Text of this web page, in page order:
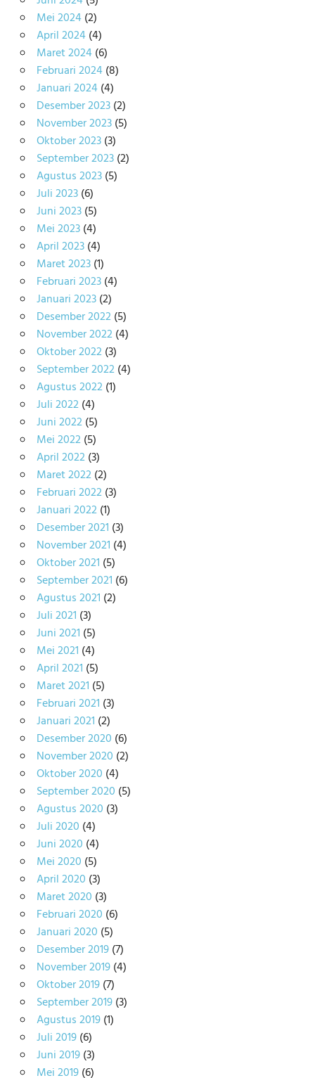
Mei 2024(2)
April 2024(4)
Maret 2024(6)
Februari 2024(8)
Januari 2024(4)
Desember 2023(2)
November 2023(5)
Oktober 2023(3)
September 2023(2)
Agustus 2023(5)
Juli 2023(6)
Juni 2023(5)
Mei 2023(4)
April 2023(4)
Maret 2023(1)
Februari 2023(4)
Januari 2023(2)
Desember 2022(5)
November 2022(4)
Oktober 2022(3)
September 2022(4)
Agustus 2022(1)
Juli 2022(4)
Juni 2022(5)
Mei 2022(5)
April 2022(3)
Maret 2022(2)
Februari 2022(3)
Januari 2022(1)
Desember 2021 (3)
November 2021 (4)
Oktober 2021 (5)
September 2021 (6)
Agustus 2021 (2)
Juli 2021 (3)
Juni 2021 (5)
Mei 2021 (4)
April 2021 (5)
Maret 2021 (5)
Februari 2021 (3)
Januari 2021 (2)
Desember 2020 (6)
November 2020 (2)
Oktober 2020 (4)
September 2020 (5)
Agustus 2020 (3)
Juli 2020 (4)
Juni 2020 (4)
Mei 2020 (5)
April 2020 (3)
Maret 2020 (3)
Februari 2020 (6)
Januari 2020 (5)
Desember 2019(7)
November 2019(4)
Oktober 2019(7)
September 2019(3)
Agustus 2019(1)
Juli 2019(6)
Juni 2019(3)
Mei 2019(6)